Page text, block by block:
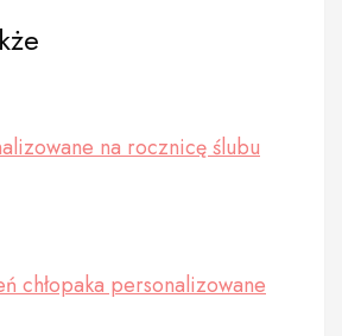
na rocznicę ślubu
chłopaka personalizowane